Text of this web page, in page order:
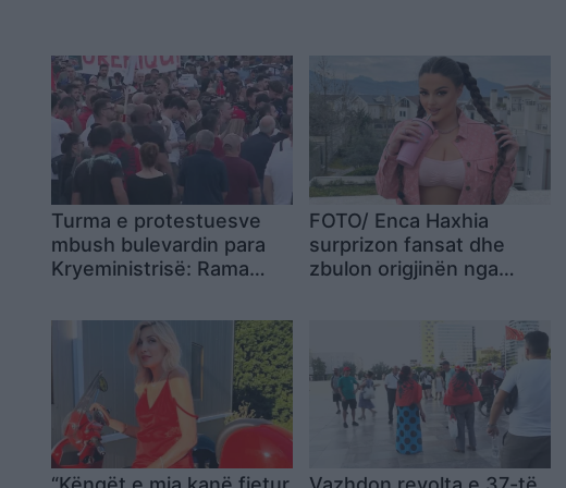
Turma e protestuesve
mbush bulevardin para
Kryeministrisë: Rama
bëjmë shaka!
FOTO/ Enca Haxhia
surprizon fansat dhe
zbulon origjinën nga